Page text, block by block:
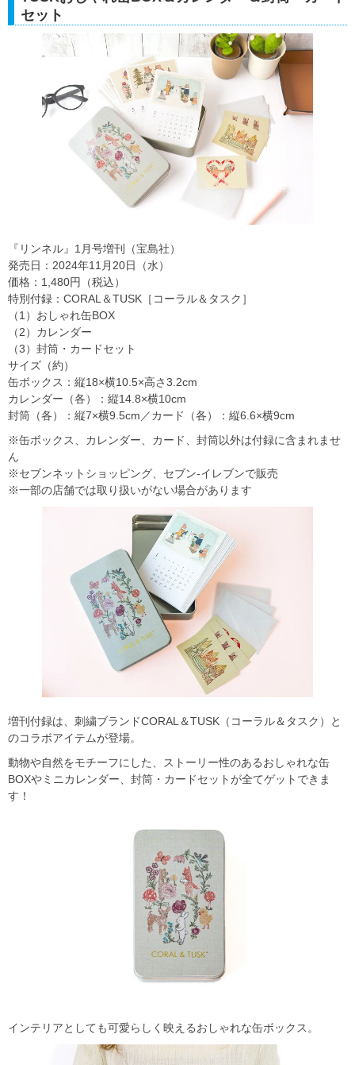
セット
『リンネル』1月号増刊（宝島社）
発売日：2024年11月20日（水）
価格：1,480円（税込）
特別付録：CORAL＆TUSK［コーラル＆タスク］
（1）おしゃれ缶BOX
（2）カレンダー
（3）封筒・カードセット
サイズ（約）
缶ボックス：縦18×横10.5×高さ3.2cm
カレンダー（各）：縦14.8×横10cm
封筒（各）：縦7×横9.5cm／カード（各）：縦6.6×横9cm
※缶ボックス、カレンダー、カード、封筒以外は付録に含まれませ
ん
※セブンネットショッピング、セブン‐イレブンで販売
※一部の店舗では取り扱いがない場合があります
増刊付録は、刺繍ブランドCORAL＆TUSK（コーラル＆タスク）と
のコラボアイテムが登場。
動物や自然をモチーフにした、ストーリー性のあるおしゃれな缶
BOXやミニカレンダー、封筒・カードセットが全てゲットできま
す！
インテリアとしても可愛らしく映えるおしゃれな缶ボックス。